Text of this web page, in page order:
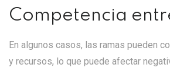
Competencia
En algunos casos, las ramas pueden
y recursos, lo que puede afectar